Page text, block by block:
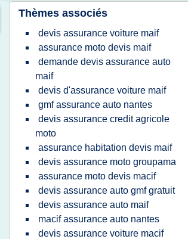
Thèmes associés
devis assurance voiture maif
assurance moto devis maif
demande devis assurance auto
maif
devis d'assurance voiture maif
gmf assurance auto nantes
devis assurance credit agricole
moto
assurance habitation devis maif
devis assurance moto groupama
assurance moto devis macif
devis assurance auto gmf gratuit
devis assurance auto maif
macif assurance auto nantes
devis assurance voiture macif